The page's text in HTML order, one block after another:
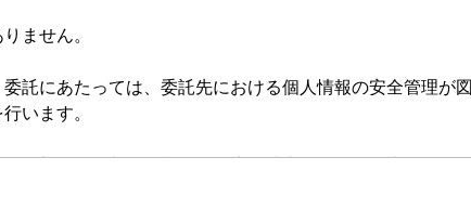
ません。
託にあたっては、委託先における個人情報の安全管理が図
います。